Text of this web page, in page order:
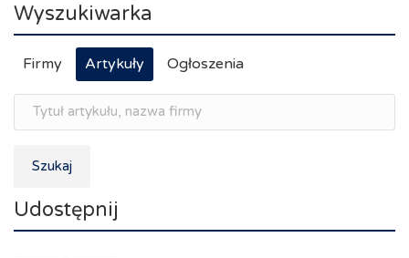
Wyszukiwarka
Firmy Artykuły Ogłoszenia
Szukaj
Udostępnij